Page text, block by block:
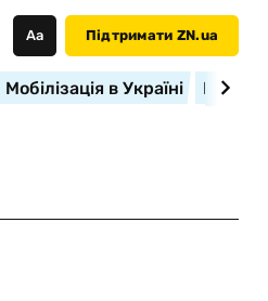
Аа Підтримати ZN.ua
Мобілізація в Україні